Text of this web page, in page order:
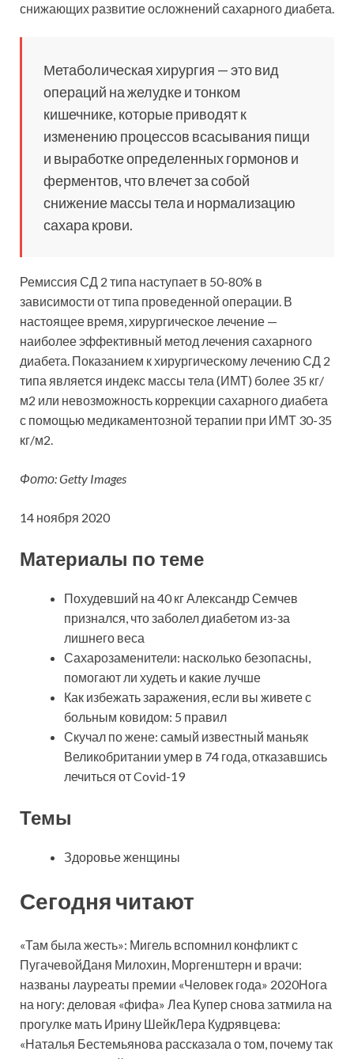
снижающих развитие осложнений сахарного диабета.
Метаболическая хирургия — это вид
операций на желудке и тонком
кишечнике, которые приводят к
изменению процессов всасывания пищи
и выработке определенных гормонов и
ферментов, что влечет за собой
снижение массы тела и нормализацию
сахара крови.
Ремиссия СД 2 типа наступает в 50-80% в
зависимости от типа проведенной операции. В
настоящее время, хирургическое лечение —
наиболее эффективный метод лечения сахарного
диабета. Показанием к хирургическому лечению СД 2
типа является индекс массы тела (ИМТ) более 35 кг/
м2 или невозможность коррекции сахарного диабета
с помощью медикаментозной терапии при ИМТ 30-35
кг/м2.
Фото: Getty Images
14 ноября 2020
Материалы по теме
Похудевший на 40 кг Александр Семчев
признался, что заболел диабетом из-за
лишнего веса
Сахарозаменители: насколько безопасны,
помогают ли худеть и какие лучше
Как избежать заражения, если вы живете с
больным ковидом: 5 правил
Скучал по жене: самый известный маньяк
Великобритании умер в 74 года, отказавшись
лечиться от Covid-19
Темы
Здоровье женщины
Сегодня читают
«Там была жесть»: Мигель вспомнил конфликт с
ПугачевойДаня Милохин, Моргенштерн и врачи:
названы лауреаты премии «Человек года» 2020Нога
на ногу: деловая «фифа» Леа Купер снова затмила на
прогулке мать Ирину ШейкЛера Кудрявцева:
«Наталья Бестемьянова рассказала о том, почему так